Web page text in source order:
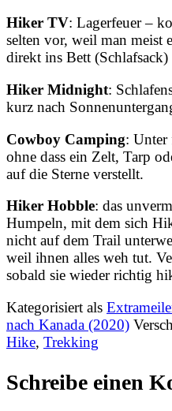
Hiker TV: Lagerfeuer –
selten vor, weil man meist
direkt ins Bett
Hiker Midnight:
kurz nach
Cowboy Camping: Unter
ohne dass ein Zelt, Tarp
auf die Sterne verstellt.
Hiker Hobble: das
Humpeln, mit dem sich
nicht auf dem Trail
weil ihnen alles weh tut.
sobald sie wieder richtig
Kategorisiert als
nach Kanada (2020)
Hike, Trekking
Schreibe einen